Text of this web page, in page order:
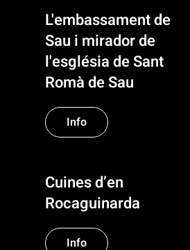
L'embassament de
Sau i mirador de
l'església de Sant
Romà de Sau
Info
Cuines d’en
Rocaguinarda
Info